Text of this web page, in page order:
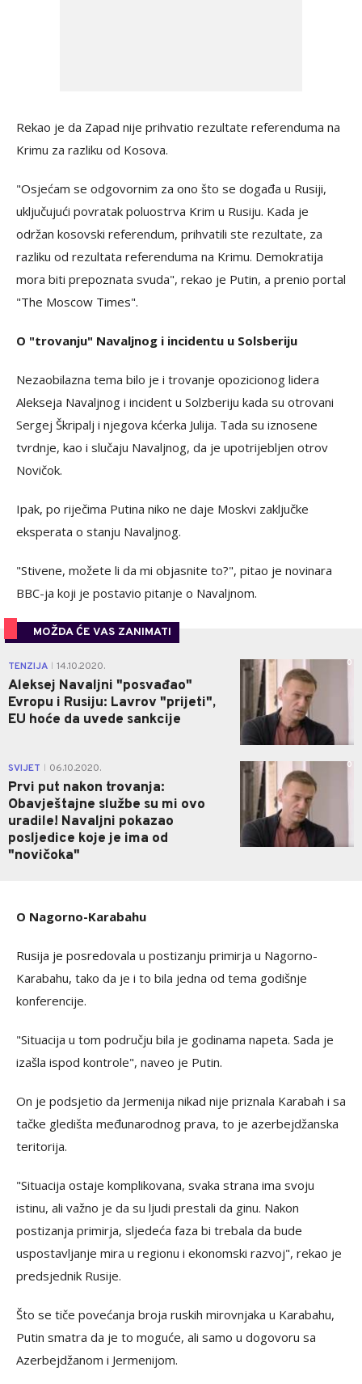
Rekao je da Zapad nije prihvatio rezultate referenduma na
Krimu za razliku od Kosova.
"Osjećam se odgovornim za ono što se događa u Rusiji,
uključujući povratak poluostrva Krim u Rusiju. Kada je
održan kosovski referendum, prihvatili ste rezultate, za
razliku od rezultata referenduma na Krimu. Demokratija
mora biti prepoznata svuda", rekao je Putin, a prenio portal
"The Moscow Times".
O "trovanju" Navaljnog i incidentu u Solsberiju
Nezaobilazna tema bilo je i trovanje opozicionog lidera
Alekseja Navaljnog i incident u Solzberiju kada su otrovani
Sergej Škripalj i njegova kćerka Julija. Tada su iznosene
tvrdnje, kao i slučaju Navaljnog, da je upotrijebljen otrov
Novičok.
Ipak, po riječima Putina niko ne daje Moskvi zaključke
eksperata o stanju Navaljnog.
"Stivene, možete li da mi objasnite to?", pitao je novinara
BBC-ja koji je postavio pitanje o Navaljnom.
MOŽDA ĆE VAS ZANIMATI
TENZIJA 14.10.2020.
Aleksej Navaljni "posvađao"
Evropu i Rusiju: Lavrov "prijeti",
EU hoće da uvede sankcije
0
SVIJET 06.10.2020.
Prvi put nakon trovanja:
Obavještajne službe su mi ovo
uradile! Navaljni pokazao
posljedice koje je ima od
"novičoka"
0
O Nagorno-Karabahu
Rusija je posredovala u postizanju primirja u Nagorno-
Karabahu, tako da je i to bila jedna od tema godišnje
konferencije.
"Situacija u tom području bila je godinama napeta. Sada je
izašla ispod kontrole", naveo je Putin.
On je podsjetio da Jermenija nikad nije priznala Karabah i sa
tačke gledišta međunarodnog prava, to je azerbejdžanska
teritorija.
"Situacija ostaje komplikovana, svaka strana ima svoju
istinu, ali važno je da su ljudi prestali da ginu. Nakon
postizanja primirja, sljedeća faza bi trebala da bude
uspostavljanje mira u regionu i ekonomski razvoj", rekao je
predsjednik Rusije.
Što se tiče povećanja broja ruskih mirovnjaka u Karabahu,
Putin smatra da je to moguće, ali samo u dogovoru sa
Azerbejdžanom i Jermenijom.